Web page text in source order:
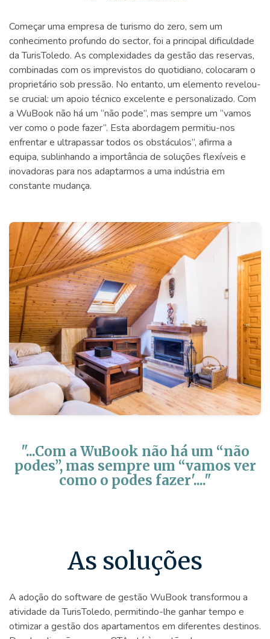
Começar uma empresa de turismo do zero, sem um
conhecimento profundo do sector, foi a principal dificuldade
da TurisToledo. As complexidades da gestão das reservas,
combinadas com os imprevistos do quotidiano, colocaram o
proprietário sob pressão. No entanto, um elemento revelou-
se crucial: um apoio técnico excelente e personalizado. Com
a WuBook não há um “não pode”, mas sempre um “vamos
ver como o pode fazer”. Esta abordagem permitiu-nos
enfrentar e ultrapassar todos os obstáculos”, afirma a
equipa, sublinhando a importância de soluções flexíveis e
inovadoras para nos adaptarmos a uma indústria em
constante mudança.
"...Com a WuBook não há um “não
podes”, mas sempre um “vamos ver
como o podes fazer'...."
As soluções
A adoção do software de gestão WuBook transformou a
atividade da TurisToledo, permitindo-lhe ganhar tempo e
otimizar a gestão dos apartamentos em diferentes destinos.